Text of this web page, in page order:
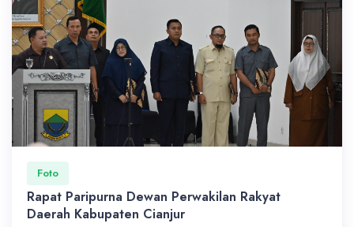
Foto
Rapat Paripurna Dewan Perwakilan Rakyat
Daerah Kabupaten Cianjur